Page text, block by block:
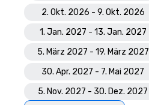
2. Okt. 2026 - 9. Okt. 2026
1. Jan. 2027 - 13. Jan. 2027
5. März 2027 - 19. März 2027
30. Apr. 2027 - 7. Mai 2027
5. Nov. 2027 - 30. Dez. 2027